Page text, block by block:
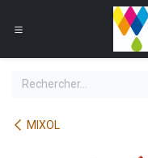
Se rendre au contenu
MIXOL